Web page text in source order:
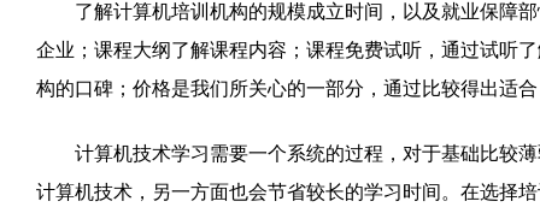
了解计算机培训机构的规模成立时间，以及就业保障部
企业；课程大纲了解课程内容；课程免费试听，通过试听
构的口碑；价格是我们所关心的一部分，通过比较得出适
计算机技术学习需要一个系统的过程，对于基础比较薄
计算机技术，另一方面也会节省较长的学习时间。在选择